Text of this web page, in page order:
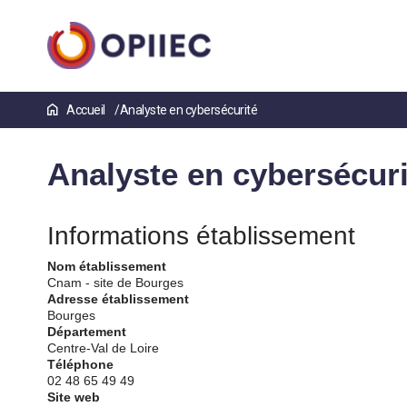
contenu
Accueil Analyste en cybersécurité
Analyste en
Informations établissement
Nom établissement
Cnam - site de Bourges
Adresse établissement
Bourges
Département
Centre-Val de Loire
Téléphone
02 48 65 49 49
Site web